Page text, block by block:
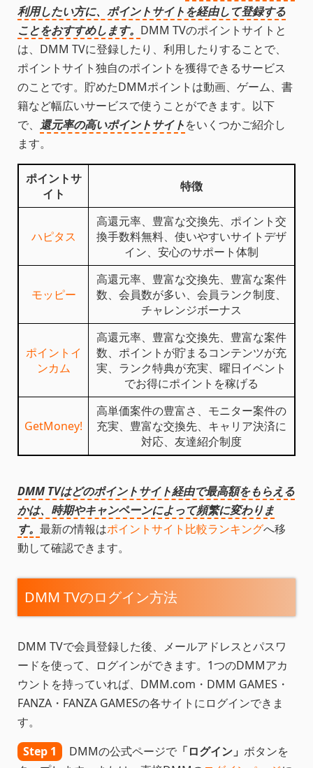
利用したい方に、ポイントサイトを経由して登録する
ことをおすすめします。 DMM TVのポイントサイトと
は、DMM TVに登録したり、利用したりすることで、
ポイントサイト独自のポイントを獲得できるサービス
のことです。貯めたDMMポイントは動画、ゲーム、書
籍など幅広いサービスで使うことができます。以下
で、 還元率の高いポイントサイトをいくつかご紹介し
ます。
ポイントサ
イト
特徴
ハピタス
高還元率、豊富な交換先、ポイント交
換手数料無料、使いやすいサイトデザ
イン、安心のサポート体制
モッピー
高還元率、豊富な交換先、豊富な案件
数、会員数が多い、会員ランク制度、
チャレンジボーナス
ポイントイ
ンカム
高還元率、豊富な交換先、豊富な案件
数、ポイントが貯まるコンテンツが充
実、ランク特典が充実、曜日イベント
でお得にポイントを稼げる
GetMoney!
高単価案件の豊富さ、モニター案件の
充実、豊富な交換先、キャリア決済に
対応、友達紹介制度
DMM TVはどのポイントサイト経由で最高額をもらえる
かは、時期やキャンペーンによって頻繁に変わりま
す。 最新の情報はポイントサイト比較ランキングへ移
動して確認できます。
DMM TVのログイン方法
DMM TVで会員登録した後、メールアドレスとパスワ
ードを使って、ログインができます。1つのDMMアカ
ウントを持っていれば、DMM.com・DMM GAMES・
FANZA・FANZA GAMESの各サイトにログインできま
す。
Step 1
DMMの公式ページで 「ログイン」 ボタンを